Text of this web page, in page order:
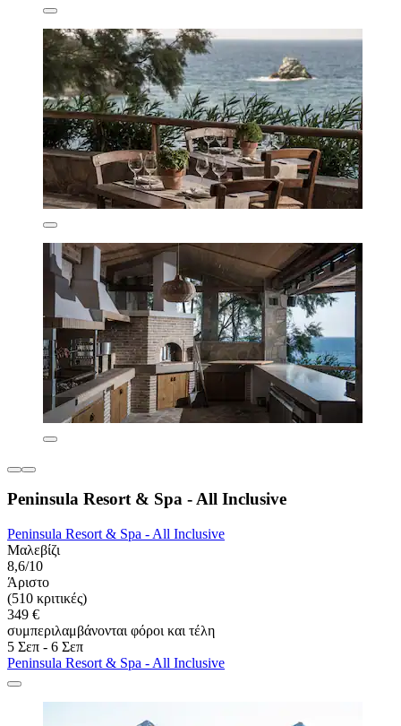
Peninsula Resort & Spa - All Inclusive
Peninsula Resort & Spa - All Inclusive
Μαλεβίζι
8,6/10
Άριστο
(510 κριτικές)
349 €
συμπεριλαμβάνονται φόροι και τέλη
5 Σεπ - 6 Σεπ
Peninsula Resort & Spa - All Inclusive